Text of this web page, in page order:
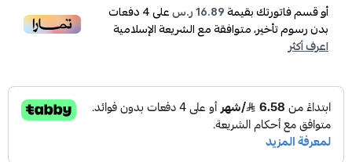
أو قسم فاتورتك بقيمة16.89 ر.س على4دفعات
بدون رسوم تأخير، متوافقة مع الشريعة الإسلامية
اعرف أكثر